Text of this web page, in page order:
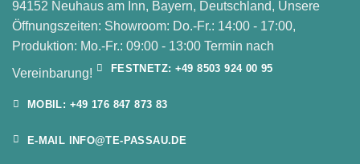
94152 Neuhaus am Inn, Bayern, Deutschland, Unsere
Öffnungszeiten: Showroom: Do.-Fr.: 14:00 - 17:00,
Produktion: Mo.-Fr.: 09:00 - 13:00 Termin nach
Vereinbarung!
FESTNETZ: +49 8503 924 00 95
MOBIL: +49 176 847 873 83
E-MAIL INFO@TE-PASSAU.DE